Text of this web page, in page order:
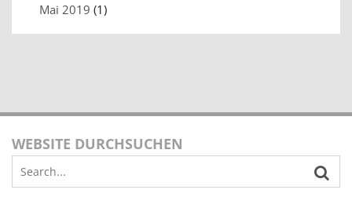
Mai 2019 (1)
WEBSITE DURCHSUCHEN
for: